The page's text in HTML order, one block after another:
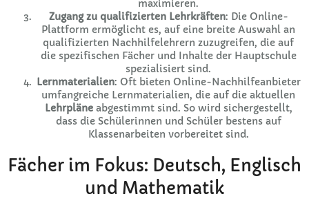
maximieren.
Zugang zu qualifizierten Lehrkräften: Die Online-
Plattform ermöglicht es, auf eine breite Auswahl an
qualifizierten Nachhilfelehrern zuzugreifen, die auf
die spezifischen Fächer und Inhalte der Hauptschule
spezialisiert sind.
Lernmaterialien: Oft bieten Online-Nachhilfeanbieter
umfangreiche Lernmaterialien, die auf die aktuellen
Lehrpläneabgestimmt sind. So wird sichergestellt,
dass die Schülerinnen und Schüler bestens auf
Klassenarbeiten vorbereitet sind.
Fächer im Fokus: Deutsch, Englisch
und Mathematik